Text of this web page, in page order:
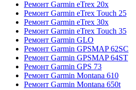
Ремонт Garmin eTrex 20x
Ремонт Garmin eTrex Touch 25
Ремонт Garmin eTrex 30x
Ремонт Garmin eTrex Touch 35
Ремонт Garmin GLO
Ремонт Garmin GPSMAP 62SC
Ремонт Garmin GPSMAP 64ST
Ремонт Garmin GPS 73
Ремонт Garmin Montana 610
Ремонт Garmin Montana 650t